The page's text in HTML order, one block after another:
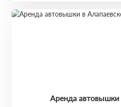
Аренда автовышки